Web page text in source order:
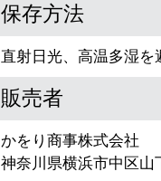
保存方法
直射日光、高温多湿を
販売者
かをり商事株式会社
神奈川県横浜市中区山